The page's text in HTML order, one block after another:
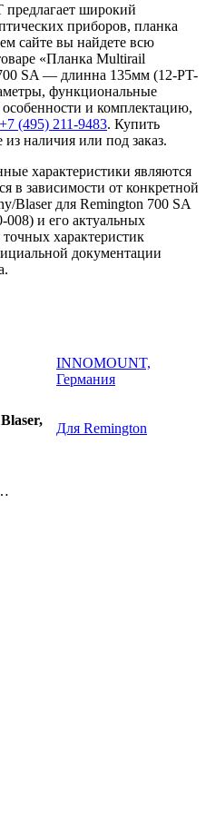
широкий
приборов, планка
сайте вы найдете всю
«Планка Multirail
SA — длинна 135мм (12-PT-
функциональные
и комплектацию,
+7 (495) 211-9483. Купить
наличия или под заказ.
характеристики являются
в зависимости от конкретной
Blaser для Remington 700 SA
и его актуальных
характеристик
документации
INNOMOUNT,
Германия
Для Remington